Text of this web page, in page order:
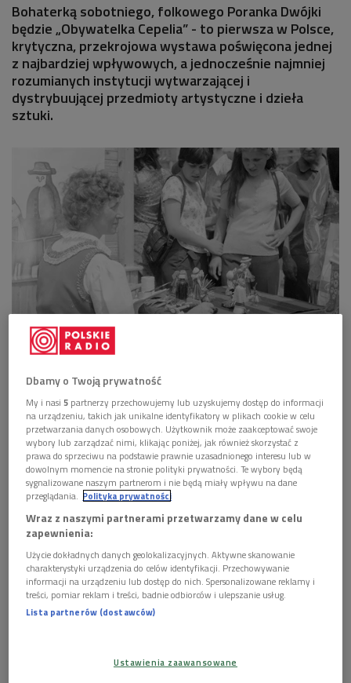
Bohaterką sobotniego, folkowego Poranka Dwójki
będzie „Obywatelka Cepelia” - to pierwsza w Polsce,
krytyczna, przekrojowa wystawa poświęcona jednej
z najbardziej wpływowych, a jednocześnie najmniej
rozumianych instytucji wytwarzającej i
dystrybuującej przedmioty artystyczne i dzieła
sztuki.
Cepeliada na placu Defilad w Warszawie, 1975 rok.
Cepelia (Centrala Przemysłu Ludowego i Artystycznego)
przez cztery dekady kształtowała codzienną estetykę
Polaków wpływając na wygląd ich mieszkań, stroju, pamiątek,
a nawet na zbiorowe wyobrażenia o ludowości i tradycji. Miała
istotne znaczenie dla budowania wizerunku kraju zagranicą.
Wystawa prezentuje ten fenomen w szerokiej perspektywie,
łącząc konteksty społeczne, projektowe wizualne i
ideologiczne.
Dbamy o Twoją prywatność
My i nasi5 partnerzy przechowujemy lub uzyskujemy dostęp do informacji
na urządzeniu, takich jak unikalne identyfikatory w plikach cookie w celu
przetwarzania danych osobowych. Użytkownik może zaakceptować swoje
wybory lub zarządzać nimi, klikając poniżej, jak również skorzystać z
prawa do sprzeciwu na podstawie prawnie uzasadnionego interesu lub w
dowolnym momencie na stronie polityki prywatności. Te wybory będą
sygnalizowane naszym partnerom i nie będą miały wpływu na dane
przeglądania. Polityka prywatności
Wraz z naszymi partnerami przetwarzamy dane w celu
zapewnienia:
Użycie dokładnych danych geolokalizacyjnych. Aktywne skanowanie
charakterystyki urządzenia do celów identyfikacji. Przechowywanie
informacji na urządzeniu lub dostęp do nich. Spersonalizowane reklamy i
treści, pomiar reklam i treści, badnie odbiorców i ulepszanie usług.
Lista partnerów (dostawców)
Ustawienia zaawansowane